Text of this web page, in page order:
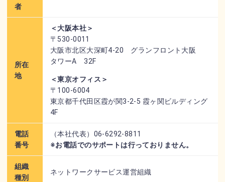
者
所在
地
＜大阪本社＞
〒530-0011
大阪市北区大深町4-20 グランフロント大阪
タワーA 32F
＜東京オフィス＞
〒100-6004
東京都千代田区霞が関3-2-5 霞ヶ関ビルディング
4F
電話
番号
（本社代表）06-6292-8811
※お電話でのサポートは行っておりません。
組織
種別
ネットワークサービス運営組織